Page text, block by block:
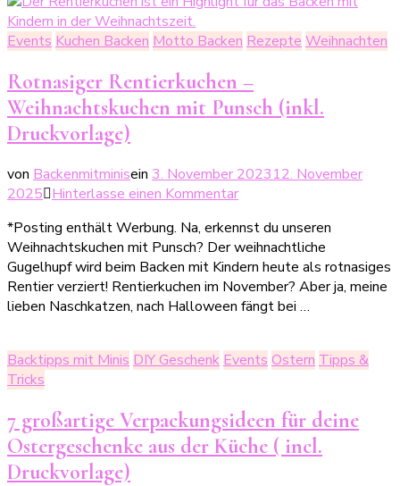
Events Kuchen Backen Motto Backen Rezepte Weihnachten
Rotnasiger Rentierkuchen –
Weihnachtskuchen mit Punsch (inkl.
Druckvorlage)
von Backenmitminisein 3. November 202312. November
2025 Hinterlasse einen Kommentarzu
Rentierkuchen
–
Weihnachtskuchen
mit
Punsch
Druckvorlage)
*Posting enthält Werbung. Na, erkennst du unseren
Weihnachtskuchen mit Punsch? Der weihnachtliche
Gugelhupf wird beim Backen mit Kindern heute als rotnasiges
Rentier verziert! Rentierkuchen im November? Aber ja, meine
lieben Naschkatzen, nach Halloween fängt bei …
Backtipps mit Minis DIY Geschenk Events Ostern Tipps &
Tricks
7 großartige Verpackungsideen für deine
Ostergeschenke aus der Küche ( incl.
Druckvorlage)